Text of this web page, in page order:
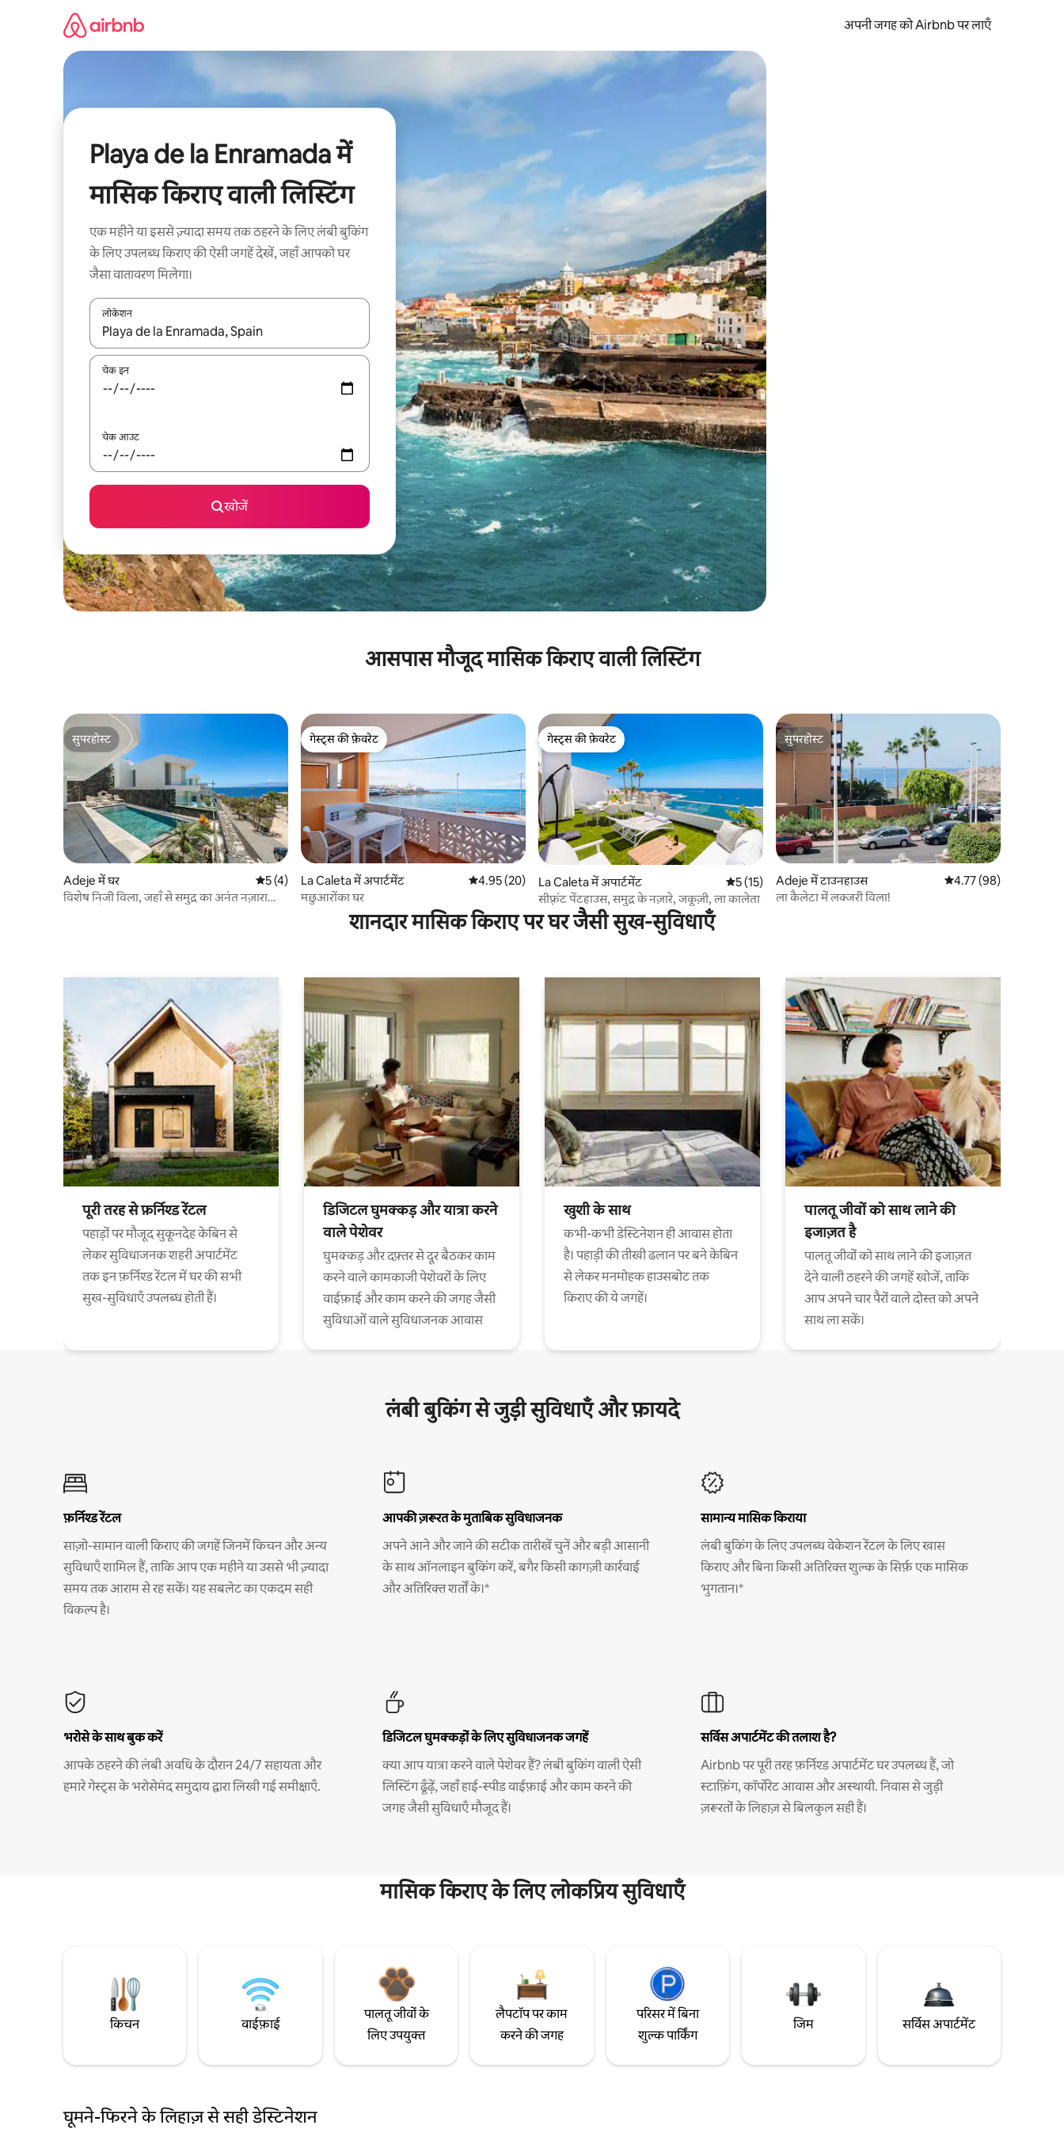
अपनी जगह को Airbnb पर लाएँ
Playa de la Enramada में
मासिक किराए वाली लिस्टिंग
एक महीने या इससे ज़्यादा समय तक ठहरने के लिए लंबी बुकिंग
के लिए उपलब्ध किराए की ऐसी जगहें देखें, जहाँ आपको घर
जैसा वातावरण मिलेगा।
लोकेशन
नतीजों के उपलब्ध होने पर, अप और डाउन 'ऐरो की' का इस्तेमाल करके नेविगेट करें या टच या फिर स्वाइप जेस्चर का इस्तेमाल करके एक्सप्लोर करें।
चेक इन
चेक आउट
खोजें
आसपास मौजूद मासिक किराए वाली लिस्टिंग
सुपरहोस्ट
सुपरहोस्ट
Adeje में घर औसत रेटिंग 5 में से 5, 4 समीक्षाएँ
5 (4)
विशेष निजी विला, जहाँ से समुद्र का अनंत नज़ारा
गेस्ट्स की फ़ेवरेट
गेस्ट्स की फ़ेवरेट
La Caleta में अपार्टमेंट औसत रेटिंग 5 में से 4.95, 20 समीक्षाएँ
4.95 (20)
मछुआरोंका घर
गेस्ट्स की फ़ेवरेट
गेस्ट्स की फ़ेवरेट
La Caleta में अपार्टमेंट औसत रेटिंग 5 में से 5, 15 समीक्षाएँ
5 (15)
सीफ़्रंट पेंटहाउस, समुद्र के नज़ारे, जकूज़ी, ला कालेता
सुपरहोस्ट
सुपरहोस्ट
Adeje में टाउनहाउस औसत रेटिंग 5 में से 4.77,
4.77 (98)
ला कैलेटा में लक्जरी विला!
शानदार मासिक किराए पर घर जैसी सुख-सुविधाएँ
पूरी तरह से फ़र्निश्ड रेंटल
पहाड़ों पर मौजूद सुकूनदेह केबिन से
लेकर सुविधाजनक शहरी अपार्टमेंट
तक इन फ़र्निश्ड रेंटल में घर की सभी
सुख-सुविधाएँ उपलब्ध होती हैं।
डिजिटल घुमक्कड़ और यात्रा करने
वाले पेशेवर
घुमक्कड़ और दफ़्तर से दूर बैठकर काम
करने वाले कामकाजी पेशेवरों के लिए
वाईफ़ाई और काम करने की जगह जैसी
सुविधाओं वाले सुविधाजनक आवास
खुशी के साथ
कभी-कभी डेस्टिनेशन ही आवास होता
है। पहाड़ी की तीखी ढलान पर बने केबिन
से लेकर मनमोहक हाउसबोट तक
किराए की ये जगहें।
पालतू जीवों को साथ लाने की
इजाज़त है
पालतू जीवों को साथ लाने की इजाज़त
देने वाली ठहरने की जगहें खोजें, ताकि
आप अपने चार पैरों वाले दोस्त को अपने
साथ ला सकें।
लंबी बुकिंग से जुड़ी सुविधाएँ और फ़ायदे
फ़र्निश्ड रेंटल
साज़ो-सामान वाली किराए की जगहें जिनमें किचन और अन्य
सुविधाएँ शामिल हैं, ताकि आप एक महीने या उससे भी ज़्यादा
समय तक आराम से रह सकें। यह सबलेट का एकदम सही
विकल्प है।
आपकी ज़रूरत के मुताबिक सुविधाजनक
अपने आने और जाने की सटीक तारीखें चुनें और बड़ी आसानी
के साथ ऑनलाइन बुकिंग करें, बगैर किसी कागज़ी कार्रवाई
और अतिरिक्त शर्तों के।*
सामान्य मासिक किराया
लंबी बुकिंग के लिए उपलब्ध वेकेशन रेंटल के लिए खास
किराए और बिना किसी अतिरिक्त शुल्क के सिर्फ़ एक मासिक
भुगतान।*
भरोसे के साथ बुक करें
आपके ठहरने की लंबी अवधि के दौरान 24/7 सहायता और
हमारे गेस्ट्स के भरोसेमंद समुदाय द्वारा लिखी गई समीक्षाएँ.
डिजिटल घुमक्कड़ों के लिए सुविधाजनक जगहें
क्या आप यात्रा करने वाले पेशेवर हैं? लंबी बुकिंग वाली ऐसी
लिस्टिंग ढूँढ़ें, जहाँ हाई-स्पीड वाईफ़ाई और काम करने की
जगह जैसी सुविधाएँ मौजूद हैं।
सर्विस अपार्टमेंट की तलाश है?
Airbnb पर पूरी तरह फ़र्निश्ड अपार्टमेंट घर उपलब्ध हैं, जो
स्टाफ़िंग, कॉर्पोरेट आवास और अस्थायी. निवास से जुड़ी
ज़रूरतों के लिहाज़ से बिलकुल सही हैं।
मासिक किराए के लिए लोकप्रिय सुविधाएँ
किचन वाईफ़ाई
पालतू जीवों के
लिए उपयुक्त
लैपटॉप पर काम
करने की जगह
परिसर में बिना
शुल्क पार्किंग
जिम सर्विस अपार्टमेंट
घूमने-फिरने के लिहाज़ से सही डेस्टिनेशन